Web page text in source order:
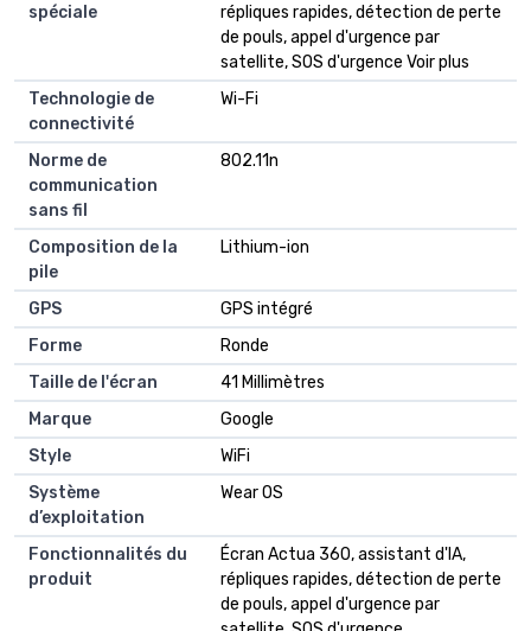
spéciale
répliques rapides, détection de perte
de pouls, appel d'urgence par
satellite, SOS d'urgence Voir plus
Technologie de
connectivité
Wi-Fi
Norme de
communication
sans fil
802.11n
Composition de la
pile
Lithium-ion
GPS
GPS intégré
Forme
Ronde
Taille de l'écran
41 Millimètres
Marque
Google
Style
WiFi
Système
d’exploitation
Wear OS
Fonctionnalités du
produit
Écran Actua 360, assistant d'IA,
répliques rapides, détection de perte
de pouls, appel d'urgence par